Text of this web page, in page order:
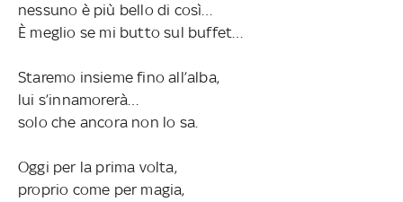
nessuno è più bello di così…
È meglio se mi butto sul buffet…
Staremo insieme fino all’alba,
lui s’innamorerà…
solo che ancora non lo sa.
Oggi per la prima volta,
proprio come per magia,